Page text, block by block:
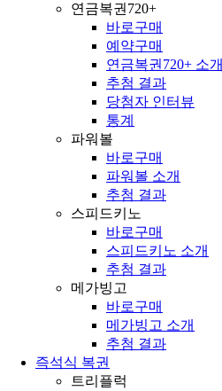
연금복권720+
바로구매
예약구매
연금복권720+ 소개
추첨 결과
당첨자 인터뷰
통계
파워볼
바로구매
파워볼 소개
추첨 결과
스피드키노
바로구매
스피드키노 소개
추첨 결과
메가빙고
바로구매
메가빙고 소개
추첨 결과
즉석식 복권
트리플럭